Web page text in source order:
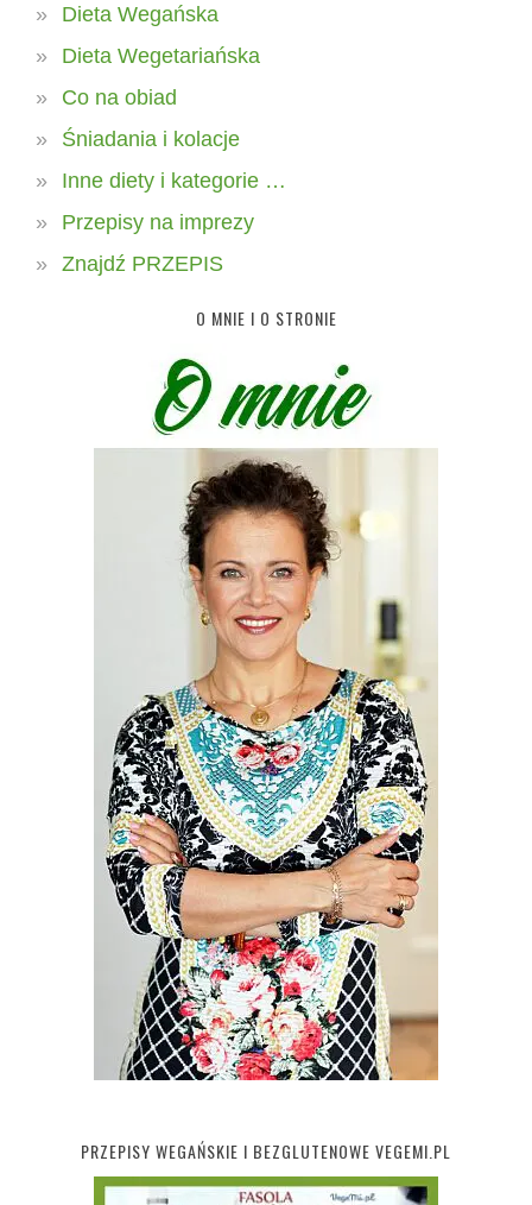
Dieta Wegańska
Dieta Wegetariańska
Co na obiad
Śniadania i kolacje
Inne diety i kategorie …
Przepisy na imprezy
Znajdź PRZEPIS
O MNIE I O STRONIE
PRZEPISY WEGAŃSKIE I BEZGLUTENOWE VEGEMI.PL